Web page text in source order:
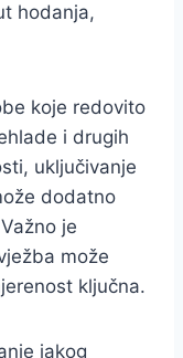
hodanja,
koje redovito
i drugih
uključivanje
dodatno
je
može
ključna.
jakog